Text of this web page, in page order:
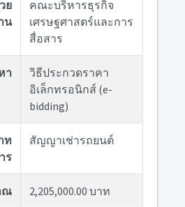
ย
น
คณะบริหารธุรกิจ
เศรษฐศาสตร์และการ
สื่อสาร
า
วิธีประกวดราคา
อิเล็กทรอนิกส์ (e-
bidding)
ท
ร
สัญญาเช่ารถยนต์
ณ 2,205,000.00 บาท